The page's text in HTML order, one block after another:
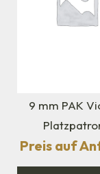
9 mm PAK
Preis auf